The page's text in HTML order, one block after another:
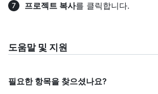
프로젝트 복사를 클릭합니다.
도움말 및 지원
필요한 항목을 찾으셨나요?